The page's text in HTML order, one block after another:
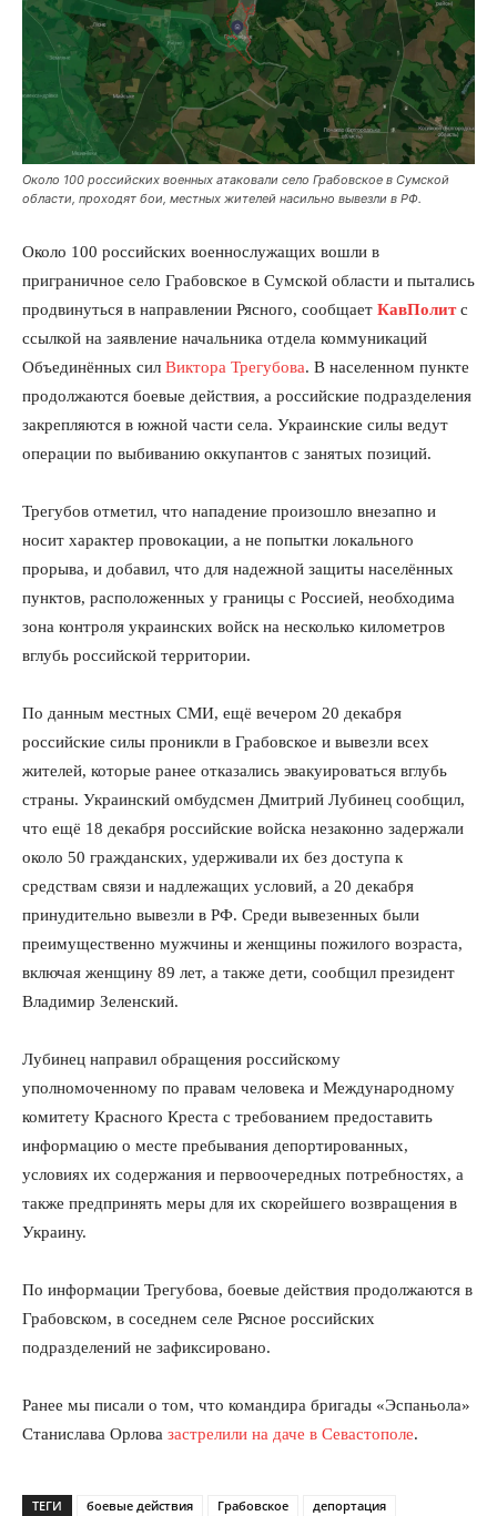
Около 100 российских военных атаковали село Грабовское в Сумской
области, проходят бои, местных жителей насильно вывезли в РФ.
Около 100 российских военнослужащих вошли в
приграничное село Грабовское в Сумской области и пытались
продвинуться в направлении Рясного, сообщает КавПолитс
ссылкой на заявление начальника отдела коммуникаций
Объединённых сил Виктора Трегубова. В населенном пункте
продолжаются боевые действия, а российские подразделения
закрепляются в южной части села. Украинские силы ведут
операции по выбиванию оккупантов с занятых позиций.
Трегубов отметил, что нападение произошло внезапно и
носит характер провокации, а не попытки локального
прорыва, и добавил, что для надежной защиты населённых
пунктов, расположенных у границы с Россией, необходима
зона контроля украинских войск на несколько километров
вглубь российской территории.
По данным местных СМИ, ещё вечером 20 декабря
российские силы проникли в Грабовское и вывезли всех
жителей, которые ранее отказались эвакуироваться вглубь
страны. Украинский омбудсмен Дмитрий Лубинец сообщил,
что ещё 18 декабря российские войска незаконно задержали
около 50 гражданских, удерживали их без доступа к
средствам связи и надлежащих условий, а 20 декабря
принудительно вывезли в РФ. Среди вывезенных были
преимущественно мужчины и женщины пожилого возраста,
включая женщину 89 лет, а также дети, сообщил президент
Владимир Зеленский.
Лубинец направил обращения российскому
уполномоченному по правам человека и Международному
комитету Красного Креста с требованием предоставить
информацию о месте пребывания депортированных,
условиях их содержания и первоочередных потребностях, а
также предпринять меры для их скорейшего возвращения в
Украину.
По информации Трегубова, боевые действия продолжаются в
Грабовском, в соседнем селе Рясное российских
подразделений не зафиксировано.
Ранее мы писали о том, что командира бригады «Эспаньола»
Станислава Орлова застрелили на даче в Севастополе.
ТЕГИ боевые действия Грабовское
депортация